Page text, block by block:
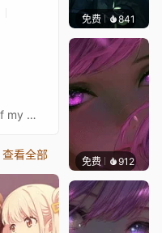
⠀⠀⠀⠀⠀⠀⠀⠀⠀⠀⠀⠀⠀⠀⠀⠀⠀More of my Wallpapers are here: https://steamcommunity.com/id/superfrost/myworkshopfiles/If you like my Wallpaper, subscribe to me in the steam workshop, so you will not miss the new cool Wallpaper!Other anime titles:AnimeАнимеМацури КадзамакиMatsuri Kazamaki風巻 祭里Suzu Kanade花奏 すずСудзу КанадэТреугольник Аякасиあやかしトライアングル
查看全部
免费 841辰东
免费 912辰东